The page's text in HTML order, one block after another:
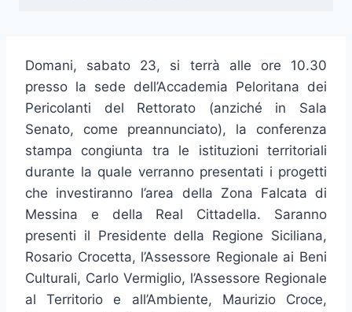
Domani, sabato 23, si terrà alle ore 10.30
presso la sede dell’Accademia Peloritana dei
Pericolanti del Rettorato (anziché in Sala
Senato, come preannunciato), la conferenza
stampa congiunta tra le istituzioni territoriali
durante la quale verranno presentati i progetti
che investiranno l’area della Zona Falcata di
Messina e della Real Cittadella. Saranno
presenti il Presidente della Regione Siciliana,
Rosario Crocetta, l’Assessore Regionale ai Beni
Culturali, Carlo Vermiglio, l’Assessore Regionale
al Territorio e all’Ambiente, Maurizio Croce,